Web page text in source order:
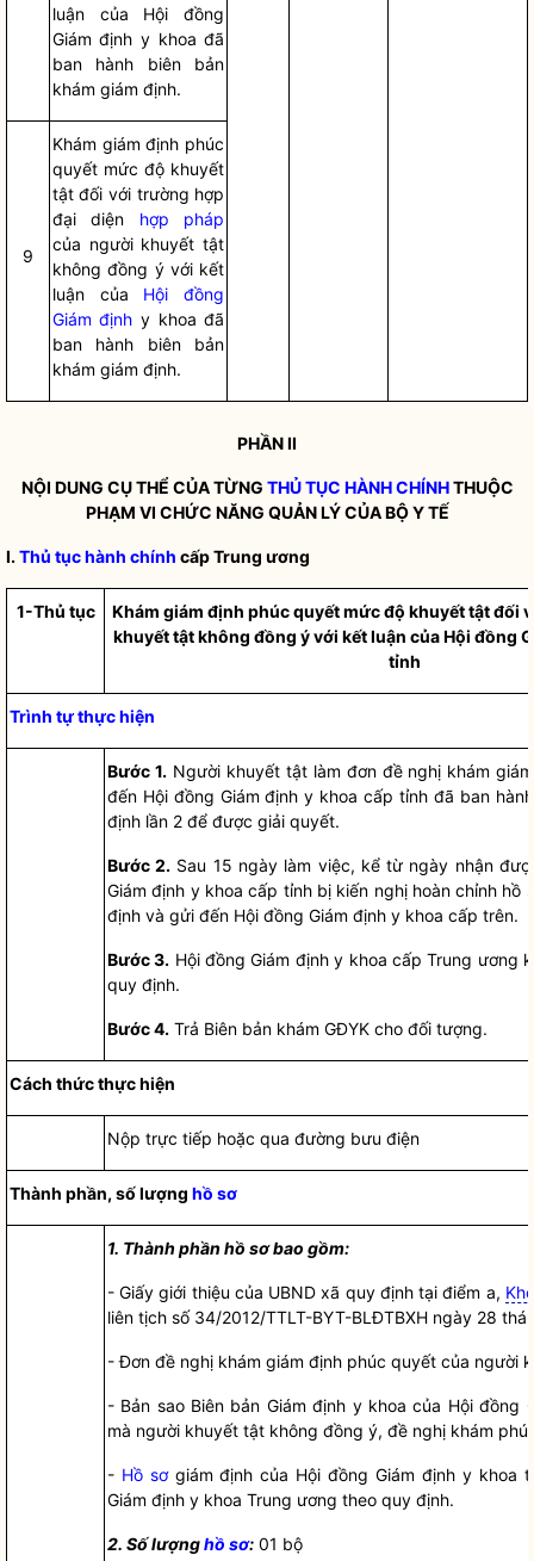
luận của Hộiđồng
Giámđịnh y khoa đã
ban hành biên bản
khám giám định.
9
Khám giám định phúc
quyết mức độ khuyết
tật đối với trường hợp
đại diện hợp pháp
của người khuyết tật
không đồng ý với kết
luận của Hội đồng
Giám định y khoa đã
ban hành biên bản
khám giám định.
PHẦN II
NỘI DUNG CỤ THỂ CỦA TỪNG THỦ TỤC HÀNH CHÍNHTHUỘC
PHẠM VI CHỨC NĂNG QUẢN LÝ CỦA BỘ Y TẾ
I.Thủ tục hành chính cấp Trung ương
1-Thủ tục
Khám giám định phúc quyết mức độ khuyết tật đối
khuyết tật không đồng ý với kết luận củaHội đồng
tỉnh
Trình tự thực hiện
Bước 1.Người khuyết tật làm đơn đề nghị khám
đến Hội đồng Giám định y khoa cấp tỉnh đã ban
định lần 2 để được giải quyết.
Bước 2. Sau 15 ngày làm việc, kể từ ngày nhận
Giám định y khoa cấp tỉnh bị kiến nghị hoàn chỉnh hồ
định và gửi đến Hội đồng Giám địnhy khoa cấp trên.
Bước 3. Hội đồng Giám địnhy khoa cấp Trung ương
quy định.
Bước 4.Trả Biên bản khám GĐYK cho đối tượng.
Cách thức thực hiện
Nộp trực tiếp hoặc qua đường bưu điện
Thành phần, số lượng hồ sơ
1. Thành phần hồ sơ bao gồm:
-Giấy giới thiệu của UBND xã quy định tại điểm a,
liên tịch số 34/2012/TTLT-BYT-BLĐTBXH ngày 28
-Đơn đề nghị khám giám định phúc quyết của người
- Bản sao Biên bản Giám định y khoa của Hội đồng
mà người khuyết tật không đồng ý, đề nghị khám
- Hồ sơgiám định của Hội đồng Giám địnhy khoa
Giám địnhy khoa Trung ương theo quy định.
2. Số lượnghồ sơ:01 bộ